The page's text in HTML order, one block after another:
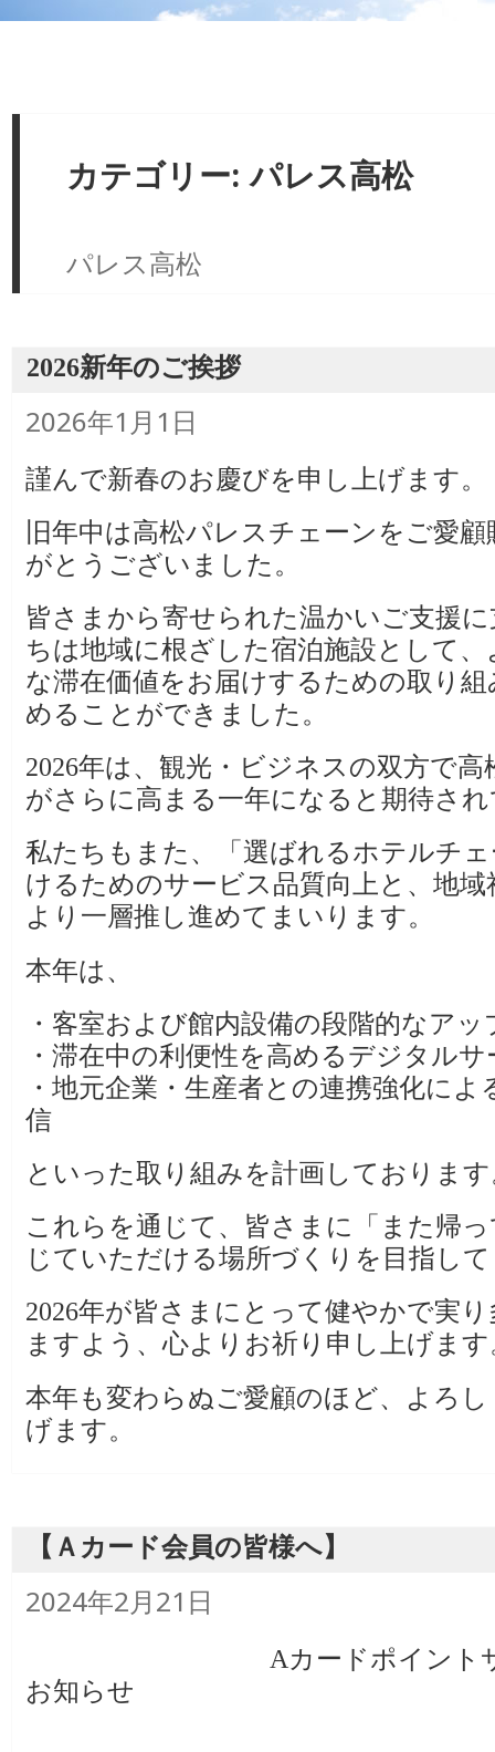
カテゴリー: パレス高松
パレス高松
2026新年のご挨拶
投
日:
2026年1月1日
謹んで新春のお慶びを申し上げます。
旧年中は高松パレスチェーンをご愛
がとうございました。
皆さまから寄せられた温かいご支援
ちは地域に根ざした宿泊施設として
な滞在価値をお届けするための取り
めることができました。
2026年は、観光・ビジネスの双方で高
がさらに高まる一年になると期待さ
私たちもまた、「選ばれるホテルチ
けるためのサービス品質向上と、地
より一層推し進めてまいります。
本年は、
・客室および館内設備の段階的なアッ
・滞在中の利便性を高めるデジタル
・地元企業・生産者との連携強化によ
信
といった取り組みを計画しておりま
これらを通じて、皆さまに「また帰
じていただける場所づくりを目指し
2026年が皆さまにとって健やかで実
ますよう、心よりお祈り申し上げます
本年も変わらぬご愛顧のほど、よろ
げます。
【Ａカード会員の皆様へ】
投
2024年2月21日
Aカードポイントサー
お知らせ